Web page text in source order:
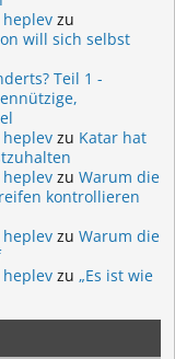
zu
will sich selbst
Teil 1 -
zu Katar hat
zu Warum die
kontrollieren
zu Warum die
zu „Es ist wie